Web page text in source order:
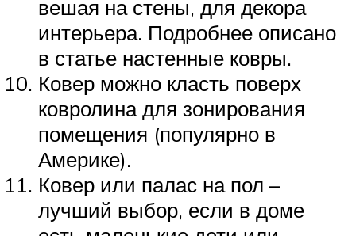
вешая на стены, для декора
интерьера. Подробнее описано
в статье настенные ковры.
Ковер можно класть поверх
ковролина для зонирования
помещения (популярно в
Америке).
Ковер или палас на пол –
лучший выбор, если в доме